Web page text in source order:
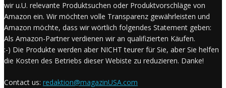
wir u.U. relevante Produktsuchen oder Produktvorschläge von
Amazon ein. Wir möchten volle Transparenz gewährleisten und
Amazon möchte, dass wir wörtlich folgendes Statement geben:
Als Amazon-Partner verdienen wir an qualifizierten Käufen.
:-) Die Produkte werden aber NICHT teurer für Sie, aber Sie helfen
die Kosten des Betriebs dieser Webiste zu reduzieren. Danke!
Contact us: redaktion@magazinUSA.com